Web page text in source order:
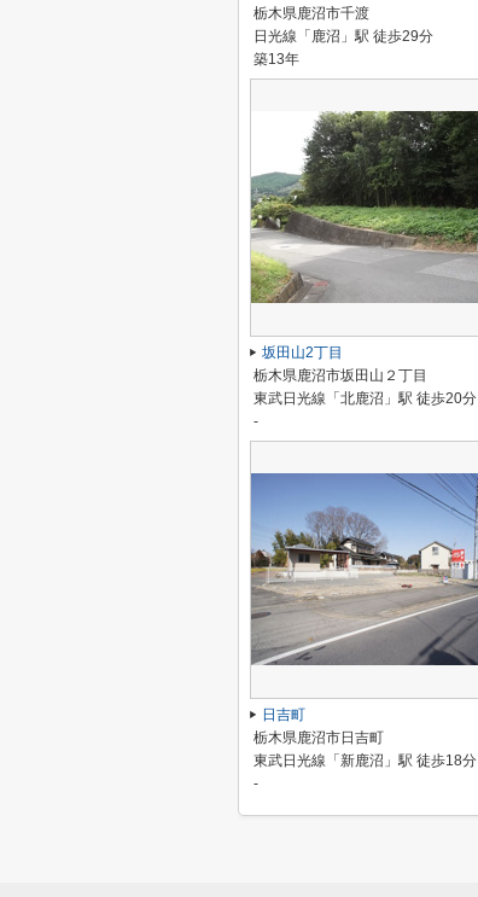
栃木県鹿沼市千渡
日光線「鹿沼」駅 徒歩29分
築13年
坂田山2丁目
栃木県鹿沼市坂田山２丁目
東武日光線「北鹿沼」駅 徒歩20分
-
日吉町
栃木県鹿沼市日吉町
東武日光線「新鹿沼」駅 徒歩18分
-